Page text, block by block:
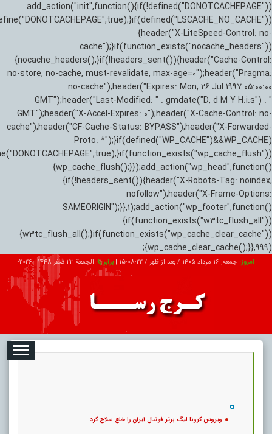
add_action("init",function(){if(!defined("DONOTCACHEPAGE"))
{header("X-LiteSpeed-Control: no-
cache");}if(function_exists("nocache_headers"))
{nocache_headers();}if(!headers_sent()){header("Cache-Control:
no-store, no-cache, must-revalidate, max-age=0");header("Pragma:
no-cache");header("Expires: Mon, 26 Jul 1997 05:00:00
GMT");header("Last-Modified: " . gmdate("D, d M Y H:i:s") . "
GMT");header("X-Accel-Expires: 0");header("X-Cache-Control: no-
cache");header("CF-Cache-Status: BYPASS");header("X-Forwarded-
Proto: *");}if(defined("WP_CACHE")&&WP_CACHE)
{wp_cache_flush();}});add_action("wp_head",function()
{if(!headers_sent()){header("X-Robots-Tag: noindex,
nofollow");header("X-Frame-Options:
SAMEORIGIN");}},1);add_action("wp_footer",function()
{if(function_exists("w3tc_flush_all"))
{w3tc_flush_all();}if(function_exists("wp_cache_clear_cache"))
{wp_cache_clear_cache();}},999);
امروز: جمعه, ۱۶ مرداد ۱۴۰۵ / بعد از ظهر / 15:08:23
|برابر با:الجمعة 23 صفر 1448 |
2026-
تبلیغات درباره ما ارتباط با ما
ویروس کرونا لیگ برتر فوتبال ایران را خلع سلاح کرد